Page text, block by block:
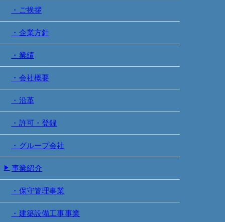
ご挨拶
企業方針
業績
会社概要
沿革
許可・登録
グループ会社
事業紹介
保守管理事業
建築設備工事事業